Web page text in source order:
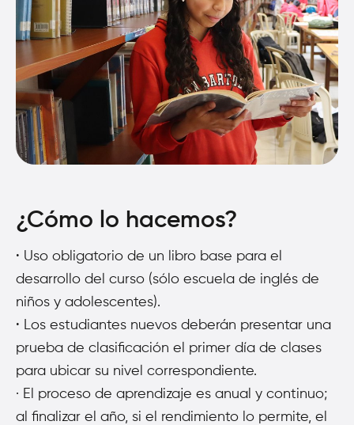
¿Cómo lo hacemos?
· Uso obligatorio de un libro base para el
desarrollo del curso (sólo escuela de inglés de
niños y adolescentes).
· Los estudiantes nuevos deberán presentar una
prueba de clasificación el primer día de clases
para ubicar su nivel correspondiente.
· El proceso de aprendizaje es anual y continuo;
al finalizar el año, si el rendimiento lo permite, el